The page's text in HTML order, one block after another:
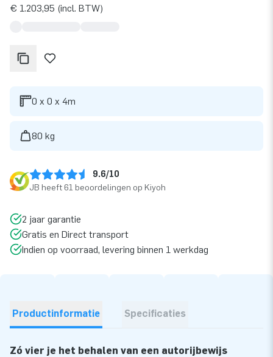
€ 1.203,95 (incl. BTW)
0 x 0 x 4m
80 kg
9.6/10
JB heeft 61 beoordelingen op Kiyoh
2 jaar garantie
Gratis en Direct transport
Indien op voorraad, levering binnen 1 werkdag
Productinformatie Specificaties
Zó vier je het behalen van een autorijbewijs